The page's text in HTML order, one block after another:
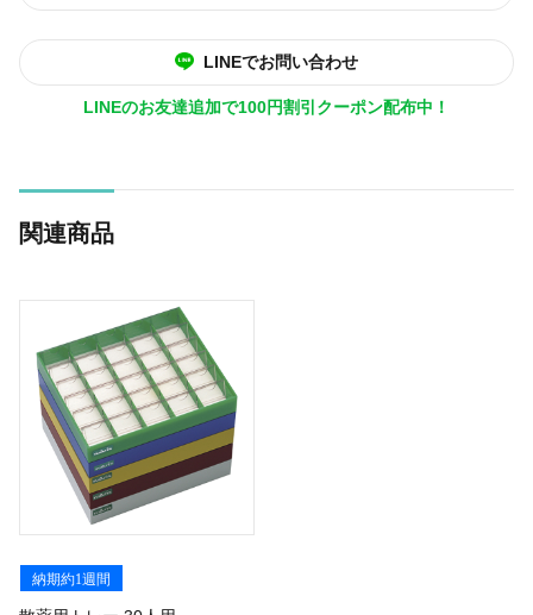
LINEでお問い合わせ
LINEのお友達追加で100円割引クーポン配布中！
関連商品
納期約1週間